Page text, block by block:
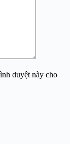
duyệt này cho